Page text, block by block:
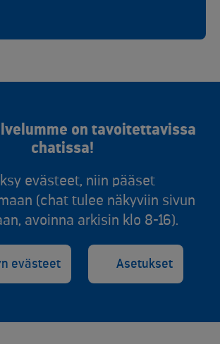
on tavoitettavissa
chatissa!
evästeet, niin pääset
(chat tulee näkyviin sivun
avoinna arkisin klo 8-16).
evästeet Asetukset